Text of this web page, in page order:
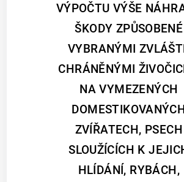
VÝPOČTU VÝŠE
ŠKODY ZPŮSOBENÉ
VYBRANÝMI
CHRÁNĚNÝMI
NA VYMEZENÝCH
ZVÍŘATECH, PSECH
SLOUŽÍCÍCH K
HLÍDÁNÍ, RYBÁCH,